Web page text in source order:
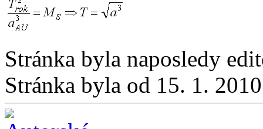
Stránka byla naposledy
Stránka byla od 15. 1.